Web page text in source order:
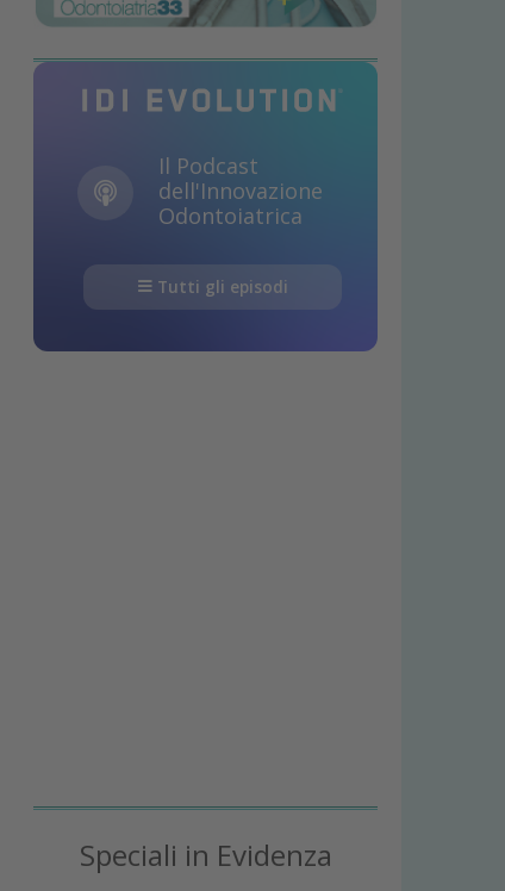
Il Podcast
dell'Innovazione
Odontoiatrica
Tutti gli episodi
Speciali in Evidenza